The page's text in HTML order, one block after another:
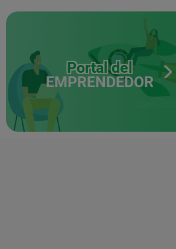
Portal del
EMPRENDEDOR